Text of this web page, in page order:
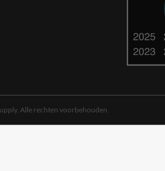
Alle rechten voorbehouden.